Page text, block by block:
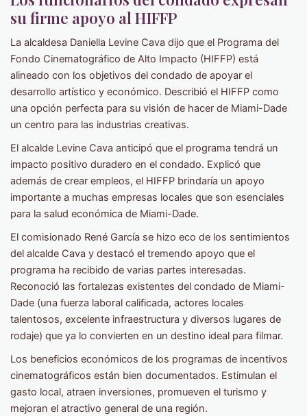
su firme apoyo al HIFFP
La alcaldesa Daniella Levine Cava dijo que el Programa del
Fondo Cinematográfico de Alto Impacto (HIFFP) está
alineado con los objetivos del condado de apoyar el
desarrollo artístico y económico. Describió el HIFFP como
una opción perfecta para su visión de hacer de Miami-Dade
un centro para las industrias creativas.
El alcalde Levine Cava anticipó que el programa tendrá un
impacto positivo duradero en el condado. Explicó que
además de crear empleos, el HIFFP brindaría un apoyo
importante a muchas empresas locales que son esenciales
para la salud económica de Miami-Dade.
El comisionado René García se hizo eco de los sentimientos
del alcalde Cava y destacó el tremendo apoyo que el
programa ha recibido de varias partes interesadas.
Reconoció las fortalezas existentes del condado de Miami-
Dade (una fuerza laboral calificada, actores locales
talentosos, excelente infraestructura y diversos lugares de
rodaje) que ya lo convierten en un destino ideal para filmar.
Los beneficios económicos de los programas de incentivos
cinematográficos están bien documentados. Estimulan el
gasto local, atraen inversiones, promueven el turismo y
mejoran el atractivo general de una región.